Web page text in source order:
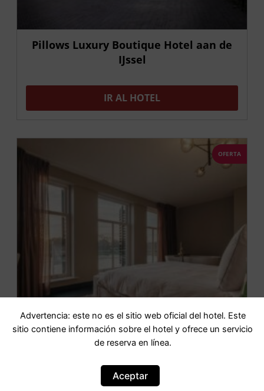
Pillows Luxury Boutique Hotel aan de
IJssel
IR AL HOTEL
OFERTA
The Lemon Suites
Advertencia: este no es el sitio web oficial del hotel. Este
sitio contiene información sobre el hotel y ofrece un servicio
de reserva en línea.
Aceptar